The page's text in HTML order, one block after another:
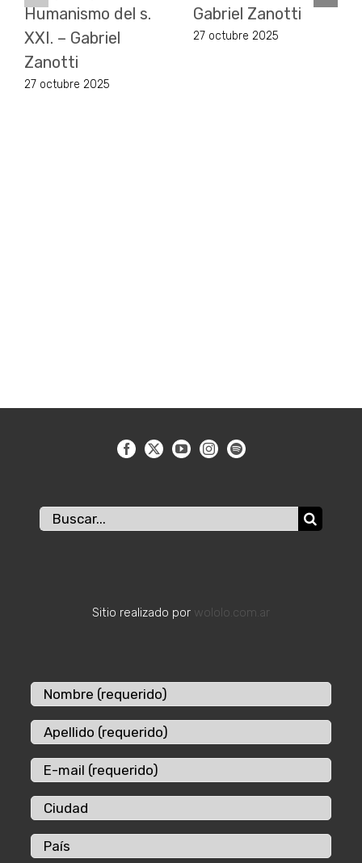
Humanismo del s.
XXI. – Gabriel
Zanotti
27 octubre 2025
Gabriel Zanotti
27 octubre 2025
Buscar:
Sitio realizado por wololo.com.ar